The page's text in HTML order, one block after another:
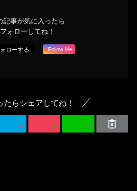
記事が気に入ったら
フォローしてね！
Follow Me
たらシェアしてね！